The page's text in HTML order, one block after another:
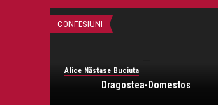
CONFESIUNI
Alice Năstase Buciuta
Dragostea-Domestos